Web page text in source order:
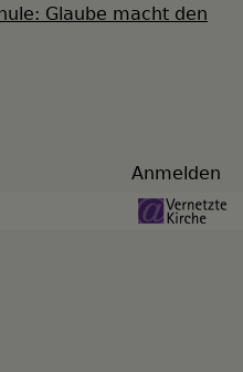
Glaube macht den
Anmelden